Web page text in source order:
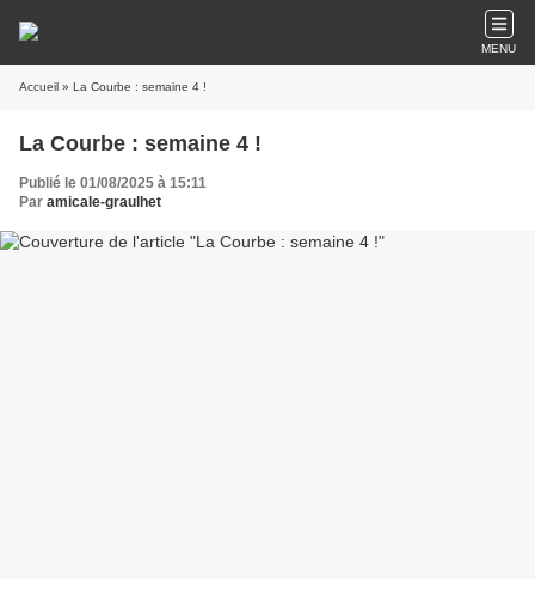
MENU
Accueil » La Courbe : semaine 4 !
La Courbe : semaine 4 !
Publié le 01/08/2025 à 15:11
Par amicale-graulhet